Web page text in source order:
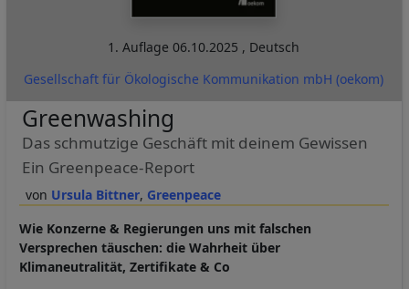
1. Auflage06.10.2025 , Deutsch
Gesellschaft für Ökologische Kommunikation mbH (oekom)
Ursula Bittner Greenpeace
Greenwashing
Das schmutzige Geschäft mit deinem Gewissen
Ein Greenpeace-Report
Wie Konzerne & Regierungen uns mit falschen
Versprechen täuschen: die Wahrheit über
Klimaneutralität, Zertifikate & Co